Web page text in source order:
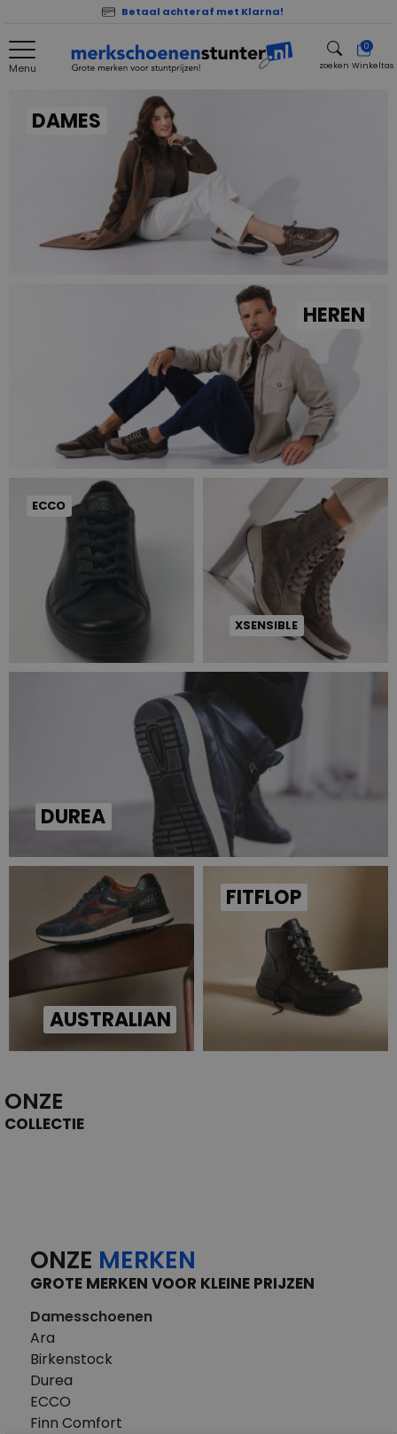
Betaal achteraf met Klarna!
Menu zoeken
0
Winkeltas
DAMES
HEREN
ECCO
XSENSIBLE
DUREA
AUSTRALIAN
FITFLOP
ONZE
COLLECTIE
ONZE MERKEN
GROTE MERKEN VOOR KLEINE PRIJZEN
Damesschoenen
Ara
Birkenstock
Durea
ECCO
Finn Comfort